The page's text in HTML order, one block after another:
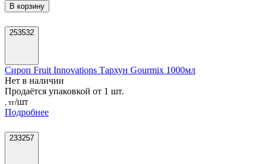
В корзину
253532
Сироп Fruit Innovations Тархун Gourmix 1000мл
Нет в наличии
Продаётся упаковкой от 1 шт.
, тг/шт
Подробнее
233257